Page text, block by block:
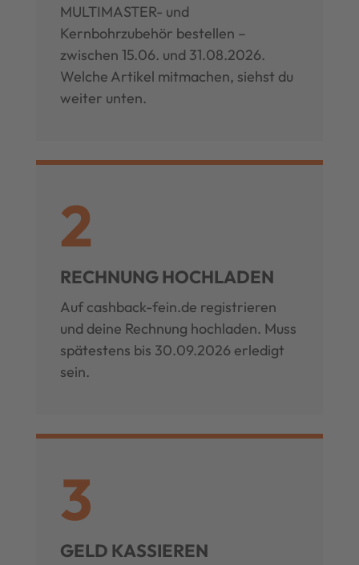
MULTIMASTER- und
Kernbohrzubehör bestellen –
zwischen 15.06. und 31.08.2026.
Welche Artikel mitmachen, siehst du
weiter unten.
2
RECHNUNG HOCHLADEN
Auf cashback-fein.de registrieren
und deine Rechnung hochladen. Muss
spätestens bis 30.09.2026 erledigt
sein.
3
GELD KASSIEREN